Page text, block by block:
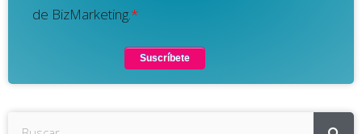
de BizMarketing.*